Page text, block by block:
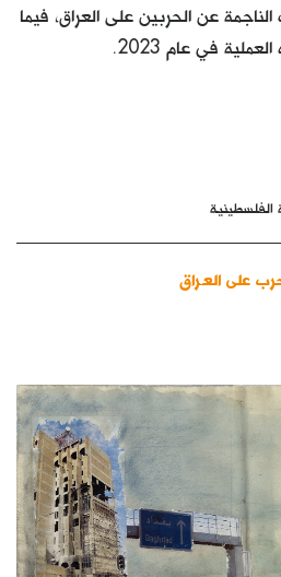
عن الحربين على العراق، فيما
في عام 2023.
على العـراق